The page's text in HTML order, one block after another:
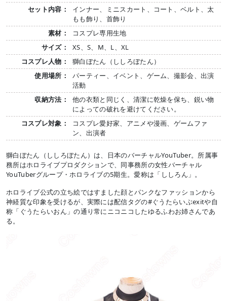
セット内容：
インナー、ミニスカート、コート、ベルト、太
もも飾り、首飾り
素材：
コスプレ専用生地
サイズ：
XS、S、M、L、XL
コスプレ人物：
獅白ぼたん（ししろぼたん）
使用場所：
パーティー、イベント、ゲーム、撮影会、出演
活動
収納方法：
他の衣類と同じく、清潔に乾燥を保ち、鋭い物
によっての破れを避けてください。
コスプレ対象：
コスプレ愛好家、アニメや漫画、ゲームファ
ン、出演者
獅白ぼたん（ししろぼたん）は、日本のバーチャルYouTuber。所属事
務所はホロライブプロダクションで、同事務所の女性バーチャル
YouTuberグループ・ホロライブの5期生。愛称は「ししろん」。
ホロライブ公式の立ち絵ではすました顔とパンクなファッションから
神経質な印象を受けるが、実際には配信タグの#ぐうたらいぶexitや自
称「ぐうたらいおん」の通り常にニコニコしたゆるふわお姉さんであ
る。